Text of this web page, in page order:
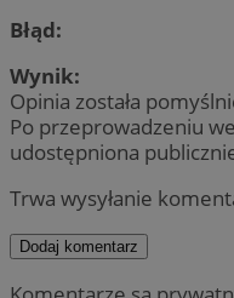
Błąd:
Wynik:
Opinia została
Po przeprowadzeniu
udostępniona
Trwa wysyłanie
Dodaj komentarz